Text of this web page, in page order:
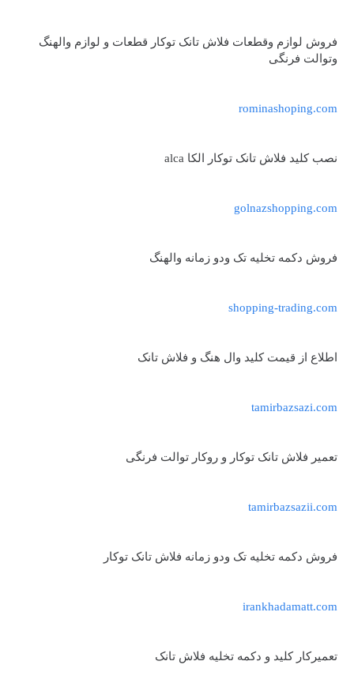
فروش لوازم وقطعات فلاش تانک توکار قطعات و لوازم والهنگ
وتوالت فرنگی
rominashoping.com
نصب کلید فلاش تانک توکار الکا alca
golnazshopping.com
فروش دکمه تخلیه تک ودو زمانه والهنگ
shopping-trading.com
اطلاع از قیمت کلید وال هنگ و فلاش تانک
tamirbazsazi.com
تعمیر فلاش تانک توکار و روکار توالت فرنگی
tamirbazsazii.com
فروش دکمه تخلیه تک ودو زمانه فلاش تانک توکار
irankhadamatt.com
تعمیرکار کلید و دکمه تخلیه فلاش تانک